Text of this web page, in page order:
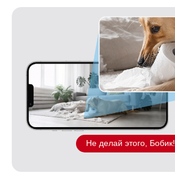
Не делай этого, Бобик!